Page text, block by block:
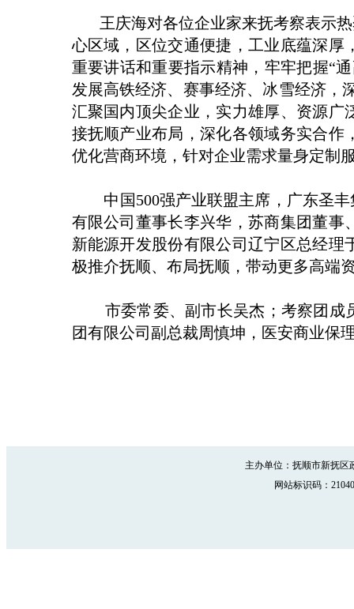
王庆海对各位企业家来抚考察表示热
心区域，区位交通便捷，工业底蕴深厚
重要讲话和重要指示精神，牢牢把握“
发展高铁经济、赛事经济、冰雪经济，
汇聚国内顶尖企业，实力雄厚、资源
接抚顺产业布局，深化各领域务实合
优化营商环境，针对企业需求量身定制
中国500强产业联盟主席，广东圣丰
有限公司董事长李兴华，苏商集团董
新能源开发股份有限公司辽宁区总经
极推介抚顺、布局抚顺，带动更多高端
市委常委、副市长吴杰；考察团成员
团有限公司副总裁周慎坤，医安商业保
主办单位：抚顺市新抚
网站标识码：